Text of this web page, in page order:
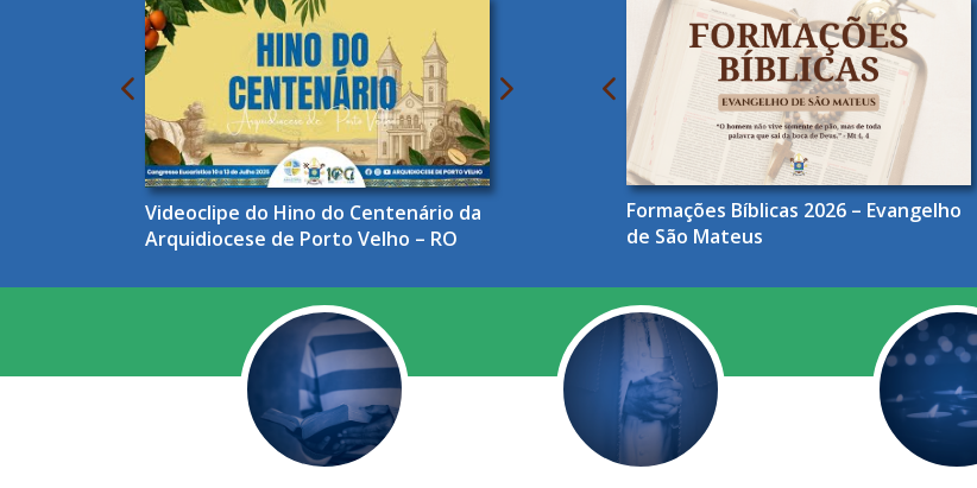
Videoclipe do Hino do Centenário da
Arquidiocese de Porto Velho – RO
Formações Bíblicas 2026 – Evangelho
de São Mateus